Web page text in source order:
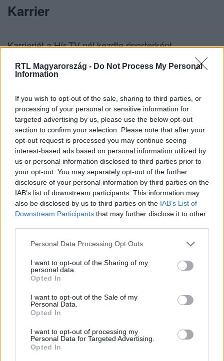
RTL Magyarország - Do Not Process My Personal
Information
If you wish to opt-out of the sale, sharing to third parties, or
processing of your personal or sensitive information for
targeted advertising by us, please use the below opt-out
section to confirm your selection. Please note that after your
opt-out request is processed you may continue seeing
interest-based ads based on personal information utilized by
us or personal information disclosed to third parties prior to
your opt-out. You may separately opt-out of the further
disclosure of your personal information by third parties on the
IAB’s list of downstream participants. This information may
also be disclosed by us to third parties on the IAB’s List of
Downstream Participants that may further disclose it to other
Please note that this website/app uses one or more Google
not limited to your visit or usage behaviour. You may click to
grant or deny consent to Google and its third-party tags to
use your data for below specified purposes in below Google
consent section.
Personal Data Processing Opt Outs
I want to opt-out of the Sharing of my
personal data.
Opted In
I want to opt-out of the Sale of my
Personal Data.
Opted In
I want to opt-out of processing my
Personal Data for Targeted Advertising.
Opted In
Az Árulók – Gyilkosság a kastélyban
Itt van minden, amit Az Árulók 2025
szereplőiről tudni akartál
Karrier
Karrierjét a Hír TV-nél kezdte riporterként,
műsorvezetője volt a Híradónak, jelenleg pedig saját
vitaműsora fut Komment címen.
Érdekesség
Válogatott sportoló volt, 20 éven keresztül
párbajtőrözött
Már 6-szor átúszta a Balatont.